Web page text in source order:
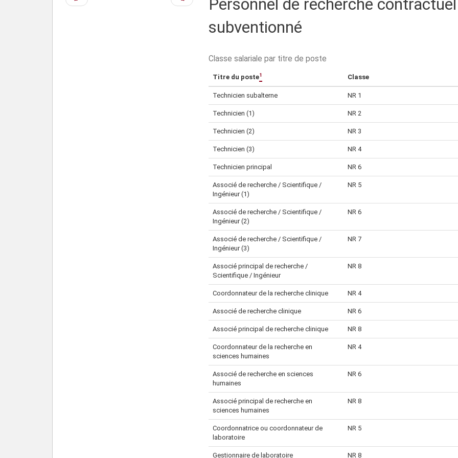
précédente
suivante
Personnel de recherche
subventionné
Classe salariale par titre de poste
Titre du poste1 Classe
Technicien subalterne NR 1
Technicien (1) NR 2
Technicien (2) NR 3
Technicien (3) NR 4
Technicien principal NR 6
Associé de recherche / Scientifique /
Ingénieur (1)
NR 5
Associé de recherche / Scientifique /
Ingénieur (2)
NR 6
Associé de recherche / Scientifique /
Ingénieur (3)
NR 7
Associé principal de recherche /
Scientifique / Ingénieur
NR 8
Coordonnateur de la recherche clinique NR 4
Associé de recherche clinique NR 6
Associé principal de recherche clinique NR 8
Coordonnateur de la recherche en
sciences humaines
NR 4
Associé de recherche en sciences
humaines
NR 6
Associé principal de recherche en
sciences humaines
NR 8
Coordonnatrice ou coordonnateur de
laboratoire
NR 5
Gestionnaire de laboratoire NR 8